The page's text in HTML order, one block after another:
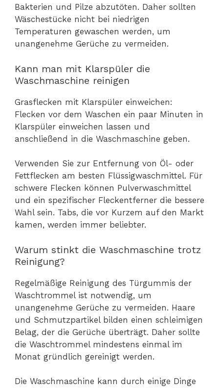
Bakterien und Pilze abzutöten. Daher sollten
Wäschestücke nicht bei niedrigen
Temperaturen gewaschen werden, um
unangenehme Gerüche zu vermeiden.
Kann man mit Klarspüler die
Waschmaschine reinigen
Grasflecken mit Klarspüler einweichen:
Flecken vor dem Waschen ein paar Minuten in
Klarspüler einweichen lassen und
anschließend in die Waschmaschine geben.
Verwenden Sie zur Entfernung von Öl- oder
Fettflecken am besten Flüssigwaschmittel. Für
schwere Flecken können Pulverwaschmittel
und ein spezifischer Fleckentferner die bessere
Wahl sein. Tabs, die vor Kurzem auf den Markt
kamen, werden immer beliebter.
Warum stinkt die Waschmaschine trotz
Reinigung?
Regelmäßige Reinigung des Türgummis der
Waschtrommel ist notwendig, um
unangenehme Gerüche zu vermeiden. Haare
und Schmutzpartikel bilden einen schleimigen
Belag, der die Gerüche überträgt. Daher sollte
die Waschtrommel mindestens einmal im
Monat gründlich gereinigt werden.
Die Waschmaschine kann durch einige Dinge